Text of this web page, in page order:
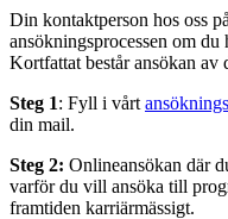
Din kontaktperson hos oss
ansökningsprocessen om
Kortfattat består ansökan av
Steg 1: Fyll i vårt
din mail.
Steg 2: Onlineansökan där
varför du vill ansöka till
framtiden karriärmässigt.